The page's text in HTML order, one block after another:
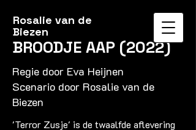
Rosalie van de
Biezen
SCENARIST
BROODJE AAP (2022)
Regie door Eva Heijnen
Scenario door Rosalie van de
Biezen
'Terror Zusje' is de twaalfde aflevering